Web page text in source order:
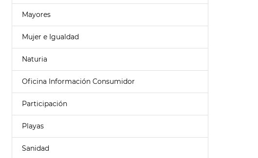
Mayores
Mujer e Igualdad
Naturia
Oficina Información Consumidor
Participación
Playas
Sanidad